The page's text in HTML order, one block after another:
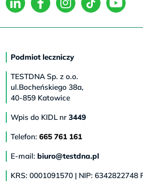
Podmiot leczniczy
TESTDNA Sp. z o.o.
ul.Bocheńskiego 38a,
40-859 Katowice
Wpis do KIDL nr 3449
Telefon: 665 761 161
E-mail: biuro@testdna.pl
KRS: 0001091570 | NIP: 6342822748